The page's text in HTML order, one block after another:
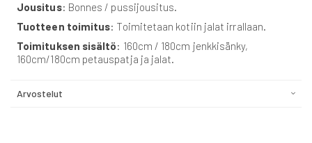
Jousitus: Bonnes / pussijousitus.
Tuotteen toimitus: Toimitetaan kotiin jalat irrallaan.
Toimituksen sisältö: 160cm / 180cm jenkkisänky,
160cm/180cm petauspatja ja jalat.
Arvostelut